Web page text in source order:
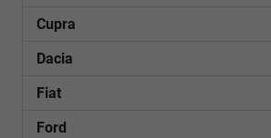
Cupra
Dacia
Fiat
Ford